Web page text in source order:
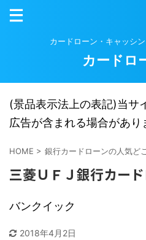
カードローン・キャッシ
カードロ
(景品表示法上の表記)当サ
広告が含まれる場合があり
HOME > 銀行カードローンの人気ど
三菱ＵＦＪ銀行カー
バンクイック
2018年4月2日